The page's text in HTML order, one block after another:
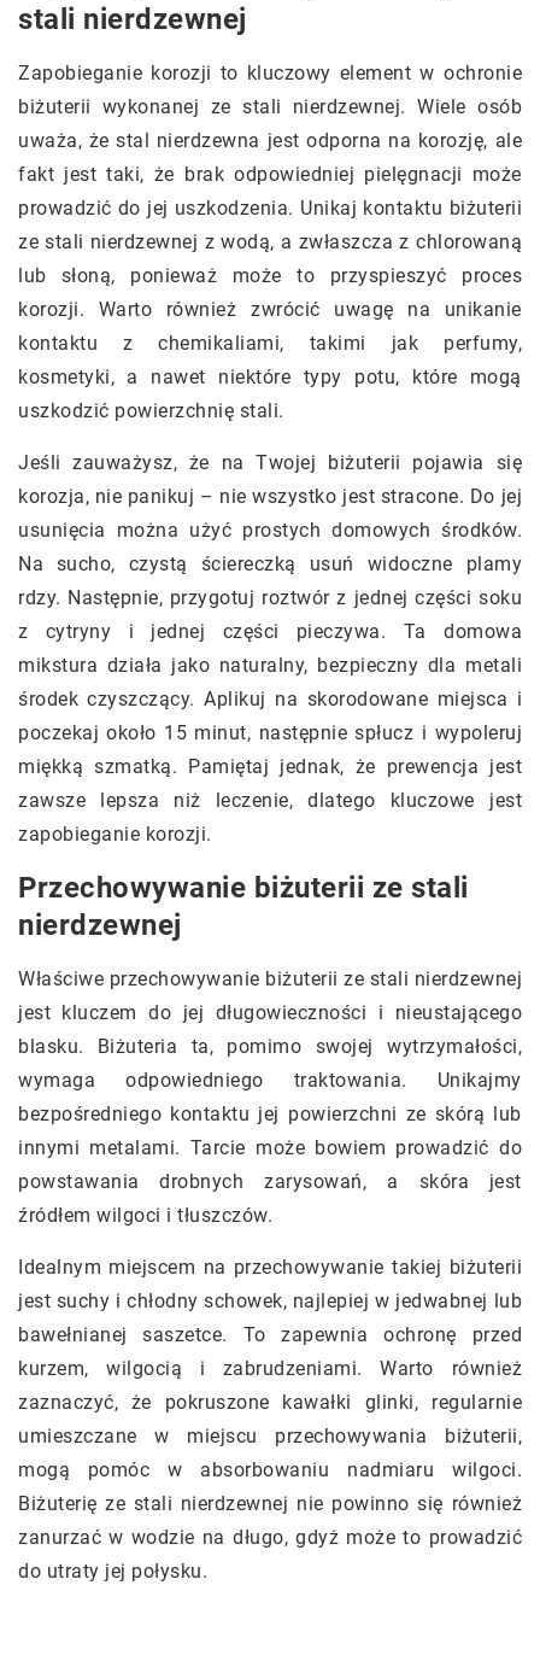
stali nierdzewnej
Zapobieganie korozji to kluczowy element w ochronie
biżuterii wykonanej ze stali nierdzewnej. Wiele osób
uważa, że stal nierdzewna jest odporna na korozję, ale
fakt jest taki, że brak odpowiedniej pielęgnacji może
prowadzić do jej uszkodzenia. Unikaj kontaktu biżuterii
ze stali nierdzewnej z wodą, a zwłaszcza z chlorowaną
lub słoną, ponieważ może to przyspieszyć proces
korozji. Warto również zwrócić uwagę na unikanie
kontaktu z chemikaliami, takimi jak perfumy,
kosmetyki, a nawet niektóre typy potu, które mogą
uszkodzić powierzchnię stali.
Jeśli zauważysz, że na Twojej biżuterii pojawia się
korozja, nie panikuj – nie wszystko jest stracone. Do jej
usunięcia można użyć prostych domowych środków.
Na sucho, czystą ściereczką usuń widoczne plamy
rdzy. Następnie, przygotuj roztwór z jednej części soku
z cytryny i jednej części pieczywa. Ta domowa
mikstura działa jako naturalny, bezpieczny dla metali
środek czyszczący. Aplikuj na skorodowane miejsca i
poczekaj około 15 minut, następnie spłucz i wypoleruj
miękką szmatką. Pamiętaj jednak, że prewencja jest
zawsze lepsza niż leczenie, dlatego kluczowe jest
zapobieganie korozji.
Przechowywanie biżuterii ze stali
nierdzewnej
Właściwe przechowywanie biżuterii ze stali nierdzewnej
jest kluczem do jej długowieczności i nieustającego
blasku. Biżuteria ta, pomimo swojej wytrzymałości,
wymaga odpowiedniego traktowania. Unikajmy
bezpośredniego kontaktu jej powierzchni ze skórą lub
innymi metalami. Tarcie może bowiem prowadzić do
powstawania drobnych zarysowań, a skóra jest
źródłem wilgoci i tłuszczów.
Idealnym miejscem na przechowywanie takiej biżuterii
jest suchy i chłodny schowek, najlepiej w jedwabnej lub
bawełnianej saszetce. To zapewnia ochronę przed
kurzem, wilgocią i zabrudzeniami. Warto również
zaznaczyć, że pokruszone kawałki glinki, regularnie
umieszczane w miejscu przechowywania biżuterii,
mogą pomóc w absorbowaniu nadmiaru wilgoci.
Biżuterię ze stali nierdzewnej nie powinno się również
zanurzać w wodzie na długo, gdyż może to prowadzić
do utraty jej połysku.